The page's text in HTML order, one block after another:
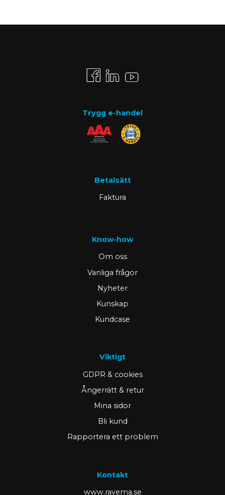
Trygg e-handel
Betalsätt
Faktura
Know-how
Om oss
Vanliga frågor
Nyheter
Kunskap
Kundcase
Viktigt
GDPR & cookies
Ångerrätt & retur
Mina sidor
Bli kund
Rapportera ett problem
Kontakt
www.ravema.se